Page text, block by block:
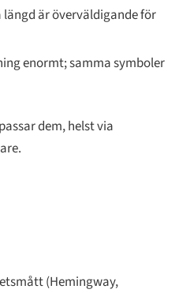
är överväldigande för
enormt; samma symboler
dem, helst via
(Hemingway,